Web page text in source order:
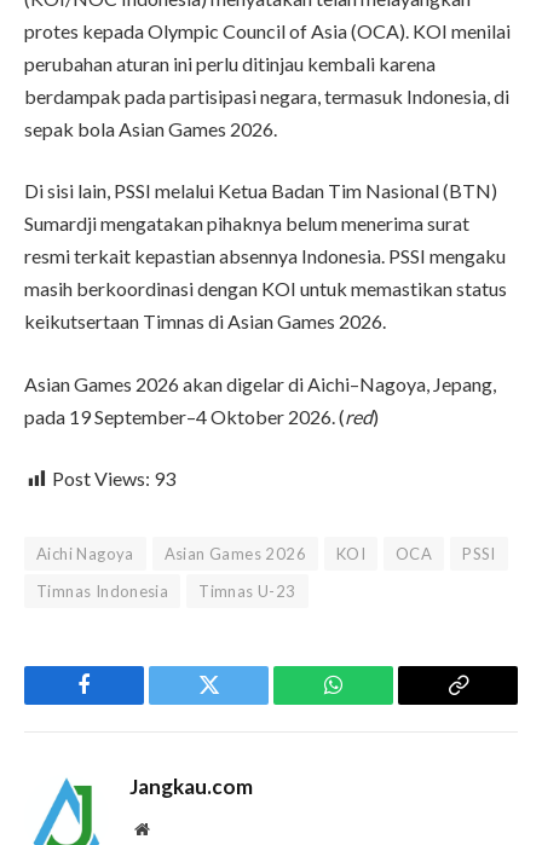
protes kepada Olympic Council of Asia (OCA). KOI menilai
perubahan aturan ini perlu ditinjau kembali karena
berdampak pada partisipasi negara, termasuk Indonesia, di
sepak bola Asian Games 2026.
Di sisi lain, PSSI melalui Ketua Badan Tim Nasional (BTN)
Sumardji mengatakan pihaknya belum menerima surat
resmi terkait kepastian absennya Indonesia. PSSI mengaku
masih berkoordinasi dengan KOI untuk memastikan status
keikutsertaan Timnas di Asian Games 2026.
Asian Games 2026 akan digelar di Aichi–Nagoya, Jepang,
pada 19 September–4 Oktober 2026. (red)
Post Views: 93
Aichi Nagoya Asian Games 2026 KOI OCA
PSSI
Timnas Indonesia
Timnas U-23
Facebook Twitter WhatsApp
Copy
Jangkau.com
Website